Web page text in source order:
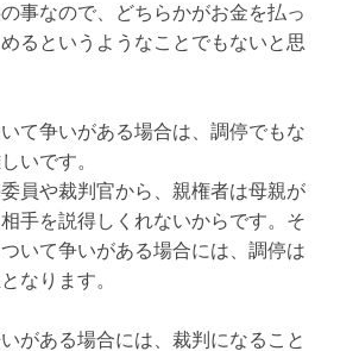
事なので、どちらかがお金を払っ
るというようなことでもないと思
て争いがある場合は、調停でもな
いです。
員や裁判官から、親権者は母親が
手を説得しくれないからです。そ
いて争いがある場合には、調停は
なります。
がある場合には、裁判になること